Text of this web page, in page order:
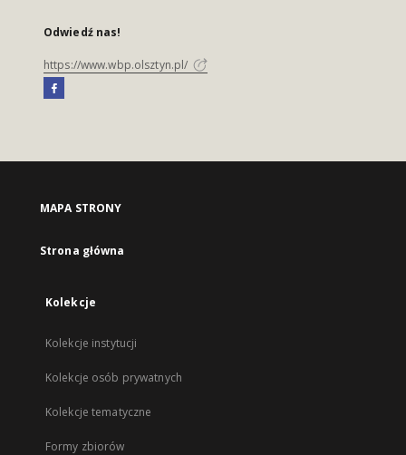
Odwiedź nas!
https://www.wbp.olsztyn.pl/
MAPA STRONY
Strona główna
Kolekcje
Kolekcje instytucji
Kolekcje osób prywatnych
Kolekcje tematyczne
Formy zbiorów